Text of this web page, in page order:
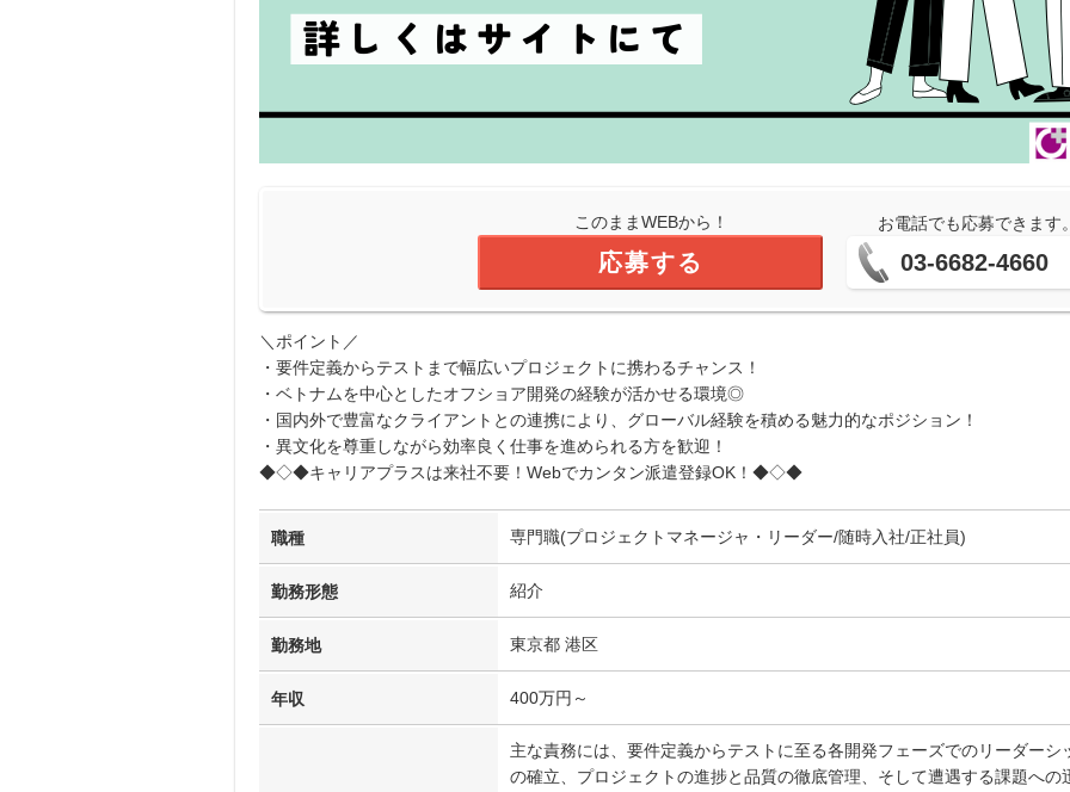
このままWEBから！
応募する
お電話でも応募できます
03-6682-4660
＼ポイント／
・要件定義からテストまで幅広いプロジェクトに携わるチャンス！
・ベトナムを中心としたオフショア開発の経験が活かせる環境◎
・国内外で豊富なクライアントとの連携により、グローバル経験を積める魅力的なポジション！
・異文化を尊重しながら効率良く仕事を進められる方を歓迎！
◆◇◆キャリアプラスは来社不要！Webでカンタン派遣登録OK！◆◇◆
職種 専門職(プロジェクトマネージャ・リーダー/随時入社/正社員)
勤務形態 紹介
勤務地 東京都 港区
年収 400万円～
主な責務には、要件定義からテストに至る各開発フェーズでのリーダー
の確立、プロジェクトの進捗と品質の徹底管理、そして遭遇する課題への